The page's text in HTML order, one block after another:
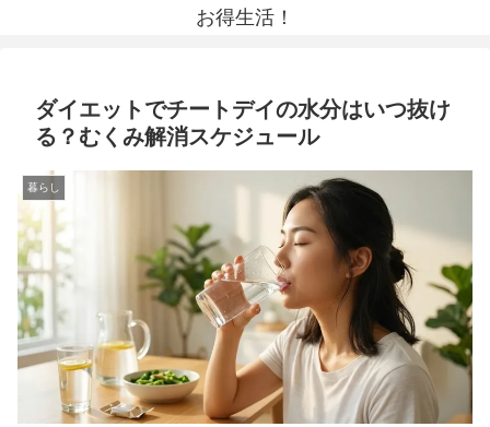
お得生活！
ダイエットでチートデイの水分はいつ抜け
る？むくみ解消スケジュール
暮らし